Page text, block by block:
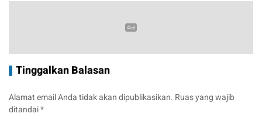
Tinggalkan Balasan
Alamat email Anda tidak akan dipublikasikan. Ruas yang wajib
ditandai*